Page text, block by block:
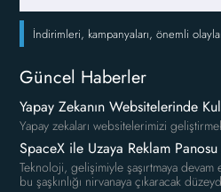
İndirimleri, kampanyaları, önemli
Güncel Haberler
Yapay Zekanın Websitelerinde
Yapay zekaları websitelerimizi
SpaceX ile Uzaya Reklam Panosu
Teknoloji, gelişimiyle şaşırtmaya
bu şaşkınlığı nirvanaya çıkaracak